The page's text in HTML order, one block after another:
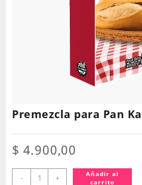
Premezcla para Pan
$ 4.900,00
-
Premezcla
+
Añadir al
carrito